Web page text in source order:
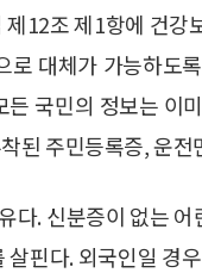
12조 제1항에 건
대체가 가능하도
국민의 정보는 이
된 주민등록증, 운
다. 신분증이 없는
살핀다. 외국인일